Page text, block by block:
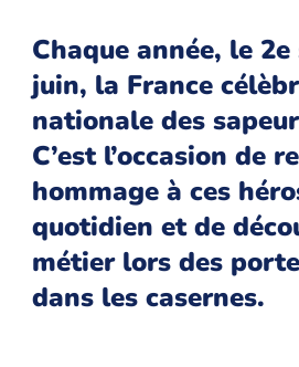
Chaque année, le
juin, la France
nationale des
C’est l’occasion de
hommage à ces
quotidien et de
métier lors des
dans les casernes.